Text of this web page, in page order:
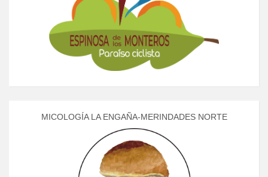
MICOLOGÍA LA ENGAÑA-MERINDADES NORTE